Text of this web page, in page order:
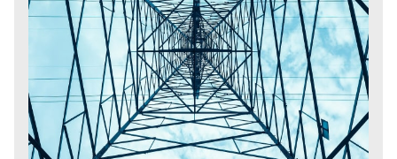
Onze aanpak richt zich op het optimaal benutten van
groene energie, het waarborgen van netbalans en het
verhogen van kostenefficiëntie. Door slimme
oplossingen te implementeren, maken we organisaties
minder afhankelijk van fossiele brandstoffen en
ondersteunen we jouw groei in een veranderende markt.